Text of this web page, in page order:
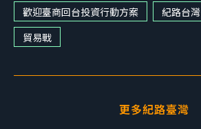
歡迎臺商回台投資行動方案
紀路台灣
貿易戰
更多紀路臺灣